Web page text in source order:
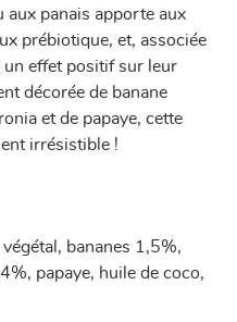
aux panais apporte aux
prébiotique, et, associée
un effet positif sur leur
décorée de banane
et de papaye, cette
irrésistible !
bananes 1,5%,
papaye, huile de coco,